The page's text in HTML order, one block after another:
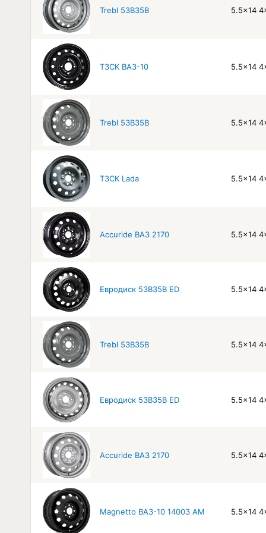
Trebl 53B35B 5.5x14
ТЗСК ВАЗ-10 5.5x14
Trebl 53B35B 5.5x14
ТЗСК Lada 5.5x14
Accuride ВАЗ 2170 5.5x14
Евродиск 53B35B ED 5.5x14
Trebl 53B35B 5.5x14
Евродиск 53B35B ED 5.5x14
Accuride ВАЗ 2170 5.5x14
Magnetto ВАЗ-10 14003 AM 5.5x14